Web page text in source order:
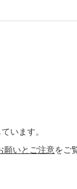
います。
願いとご注意をご